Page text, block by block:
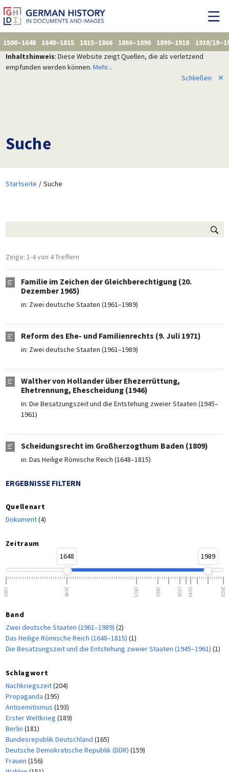
1500–1648 1648–1815 1815–1866 1866–1890 1890–1918
1918/
Inhaltshinweis: Diese Website zeigt Quellen, die als verletzend
empfunden werden können. Mehr...
Schließen
✕
Suche
Startseite Suche
Zeige: 1-4 von 4 Treffern
Familie im Zeichen der Gleichberechtigung (20.
Dezember 1965)
in: Zwei deutsche Staaten (1961–1989)
Reform des Ehe- und Familienrechts (9. Juli 1971)
in: Zwei deutsche Staaten (1961–1989)
Walther von Hollander über Ehezerrüttung,
Ehetrennung, Ehescheidung (1946)
in: Die Besatzungszeit und die Entstehung zweier Staaten (1945–
1961)
Scheidungsrecht im Großherzogthum Baden (1809)
in: Das Heilige Römische Reich (1648–1815)
ERGEBNISSE FILTERN
Quellenart
Dokument(4)
Zeitraum
1648
1989
1500 1648 1815 1866 1918 1945 2023
Band
Zwei deutsche Staaten (1961–1989) (2)
Das Heilige Römische Reich (1648–1815) (1)
Die Besatzungszeit und die Entstehung zweier Staaten (1945–1961) (1)
Schlagwort
Nachkriegszeit(204)
Propaganda (195)
Antisemitismus (193)
Erster Weltkrieg (189)
Berlin (181)
Bundesrepublik Deutschland (165)
Deutsche Demokratische Republik (DDR) (159)
Frauen (156)